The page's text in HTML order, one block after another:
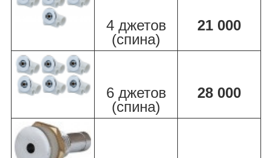
4 джетов
(спина)
21 000
6 джетов
(спина)
28 000